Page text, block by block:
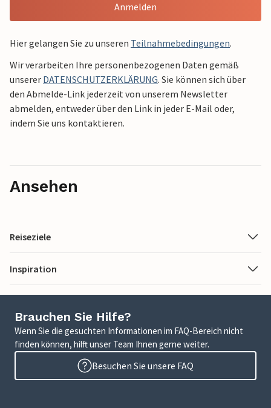
Anmelden
Hier gelangen Sie zu unseren Teilnahmebedingungen.
Wir verarbeiten Ihre personenbezogenen Daten gemäß
unserer DATENSCHUTZERKLÄRUNG. Sie können sich über
den Abmelde-Link jederzeit von unserem Newsletter
abmelden, entweder über den Link in jeder E-Mail oder,
indem Sie uns kontaktieren.
Ansehen
Reiseziele
Inspiration
Brauchen Sie Hilfe?
Wenn Sie die gesuchten Informationen im FAQ-Bereich nicht
finden können, hilft unser Team Ihnen gerne weiter.
Besuchen Sie unsere FAQ